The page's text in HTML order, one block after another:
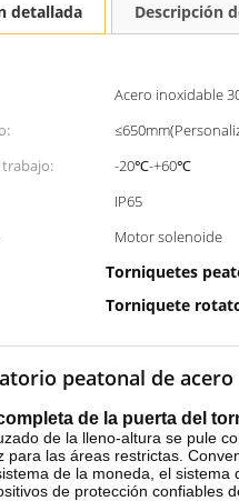
detallada Descripción
Acero inoxidable
-20℃-+60℃
IP65
Motor solenoide
Torniquetes
Torniquete
peatonal de
de la puerta del
de la lleno-altura se pule
para las áreas restrictas.
de la moneda, el
de protección confiables